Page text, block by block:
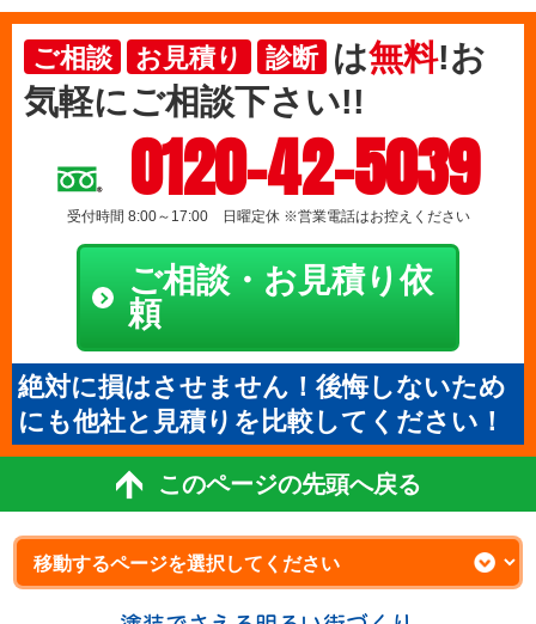
ご相談 お見積り 診断 は無料!お
気軽にご相談下さい!!
0120-42-5039
受付時間 8:00～17:00 日曜定休 ※営業電話はお控えください
ご相談・お見積り依
頼
絶対に損はさせません！後悔しないため
にも他社と見積りを比較してください！
このページの先頭へ戻る